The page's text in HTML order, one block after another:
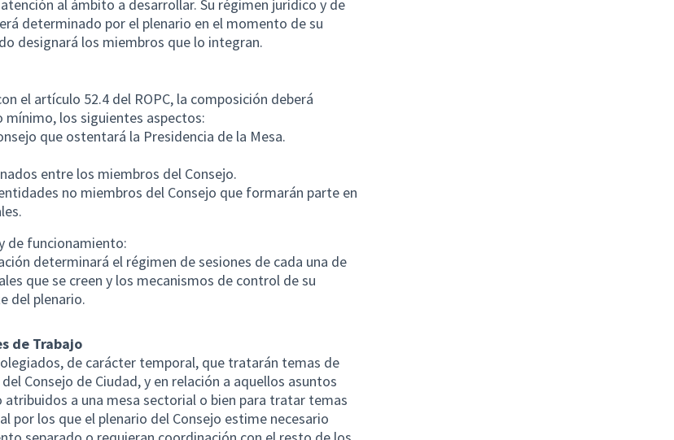
al ámbito a desarrollar. Su régimen jurídico y de
determinado por el plenario en el momento de su
designará los miembros que lo integran.
el artículo 52.4 del ROPC, la composición deberá
mínimo, los siguientes aspectos:
que ostentará la Presidencia de la Mesa.
entre los miembros del Consejo.
no miembros del Consejo que formarán parte en
de funcionamiento:
determinará el régimen de sesiones de cada una de
que se creen y los mecanismos de control de su
del plenario.
de Trabajo
de carácter temporal, que tratarán temas de
Consejo de Ciudad, y en relación a aquellos asuntos
atribuidos a una mesa sectorial o bien para tratar temas
por los que el plenario del Consejo estime necesario